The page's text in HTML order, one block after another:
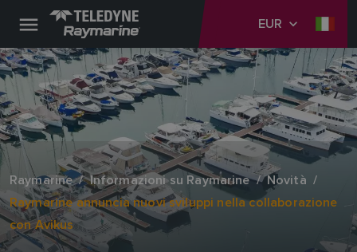
EUR
Raymarine Informazioni su Raymarine
Novità
Raymarine annuncia nuovi sviluppi nella collaborazione
con Avikus